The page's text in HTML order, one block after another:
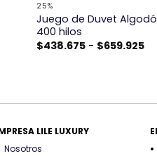
25%
Juego de Duvet
400 hilos
$438.675 - $659.925
LILE LUXURY
Nosotros